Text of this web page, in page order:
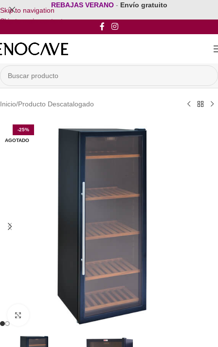
Skip to navigation
Skip to main content
REBAJAS VERANO - Envío gratuito
Inicio/Producto Descatalogado
-25%
AGOTADO
Clic para ampliar